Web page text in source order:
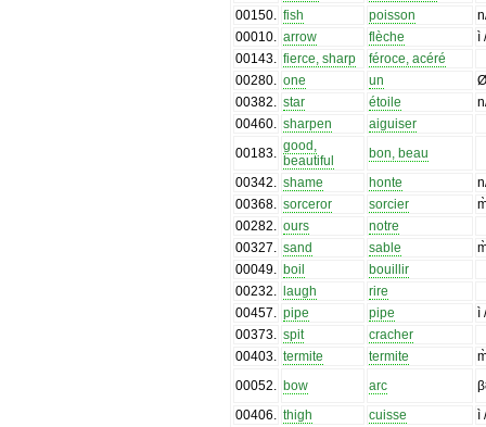
00150. fish poisson
00010. arrow flèche
ì
00143. fierce, sharp
féroce, acéré
00280. one un
00382. star étoile
00460. sharpen
aiguiser
00183. good,
beautiful
bon, beau
00342. shame honte
00368. sorceror sorcier
00282. ours
notre
00327. sand sable
00049. boil
bouillir
00232. laugh
rire
00457. pipe pipe
ì
00373. spit
cracher
00403. termite termite
00052. bow arc
00406. thigh cuisse
ì